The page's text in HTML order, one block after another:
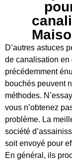
D’autres astuces
de canalisation en
précédemment
bouchés peuvent
méthodes.
vous n’obtenez
problème. La
société
soit envoyé pour
En général, ils